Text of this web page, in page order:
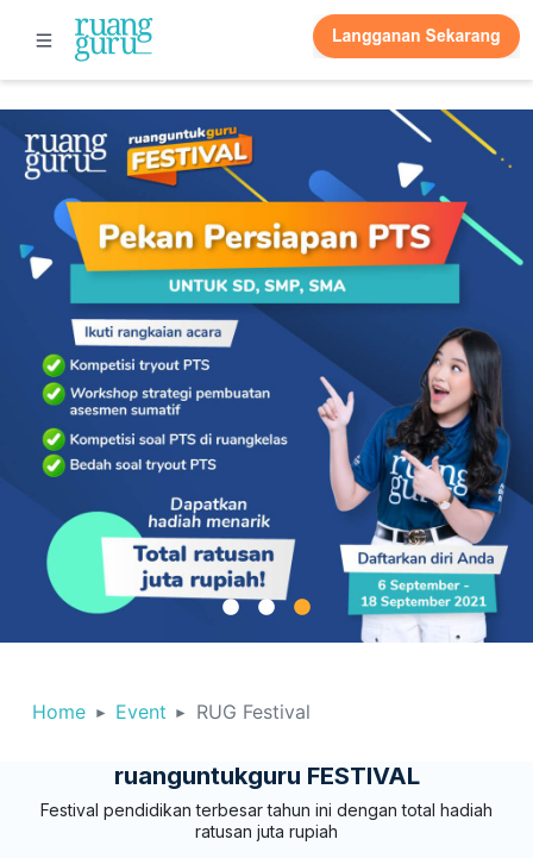
Home Event RUG Festival
ruanguntukguru FESTIVAL
Festival pendidikan terbesar tahun ini dengan total hadiah
ratusan juta rupiah